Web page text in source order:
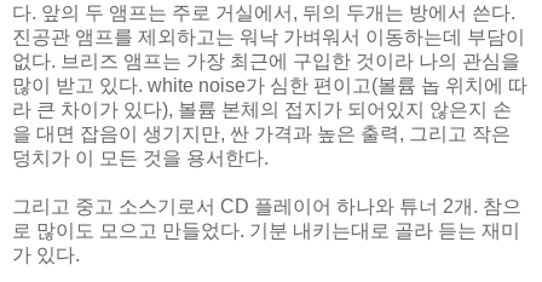
다. 앞의 두 앰프는 주로 거실에서, 뒤의 두개는 방에서 쓴다.
진공관 앰프를 제외하고는 워낙 가벼워서 이동하는데 부담이
없다. 브리즈 앰프는 가장 최근에 구입한 것이라 나의 관심을
많이 받고 있다. white noise가 심한 편이고(볼륨 놉 위치에 따
라 큰 차이가 있다), 볼륨 본체의 접지가 되어있지 않은지 손
을 대면 잡음이 생기지만, 싼 가격과 높은 출력, 그리고 작은
덩치가 이 모든 것을 용서한다.
그리고 중고 소스기로서 CD 플레이어 하나와 튜너 2개. 참으
로 많이도 모으고 만들었다. 기분 내키는대로 골라 듣는 재미
가 있다.